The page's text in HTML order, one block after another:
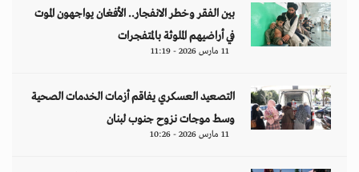
بين الفقر وخطر الانفجار.. الأفغان يواجهون الموت
في أراضيهم الملوثة بالمتفجرات
11 مارس 2026 - 11:19
التصعيد العسكري يفاقم أزمات الخدمات الصحية
وسط موجات نزوح جنوب لبنان
11 مارس 2026 - 10:26